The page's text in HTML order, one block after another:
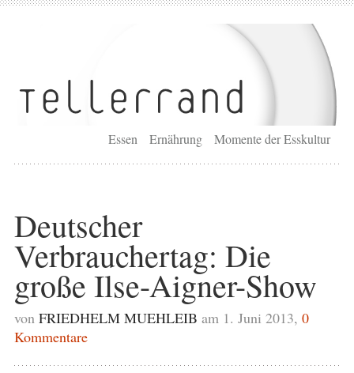
Essen Ernährung Momente der Esskultur
Deutscher
Verbrauchertag: Die
große Ilse-Aigner-Show
von FRIEDHELM MUEHLEIB am 1. Juni 2013, 0
Kommentare